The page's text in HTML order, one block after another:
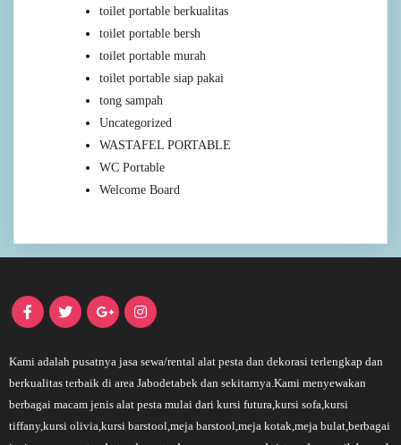
toilet portable berkualitas
toilet portable bersh
toilet portable murah
toilet portable siap pakai
tong sampah
Uncategorized
WASTAFEL PORTABLE
WC Portable
Welcome Board
Kami adalah pusatnya jasa sewa/rental alat pesta dan dekorasi terlengkap dan
berkualitas terbaik di area Jabodetabek dan sekitarnya.Kami menyewakan
berbagai macam jenis alat pesta mulai dari kursi futura,kursi sofa,kursi
tiffany,kursi olivia,kursi barstool,meja barstool,meja kotak,meja bulat,berbagai